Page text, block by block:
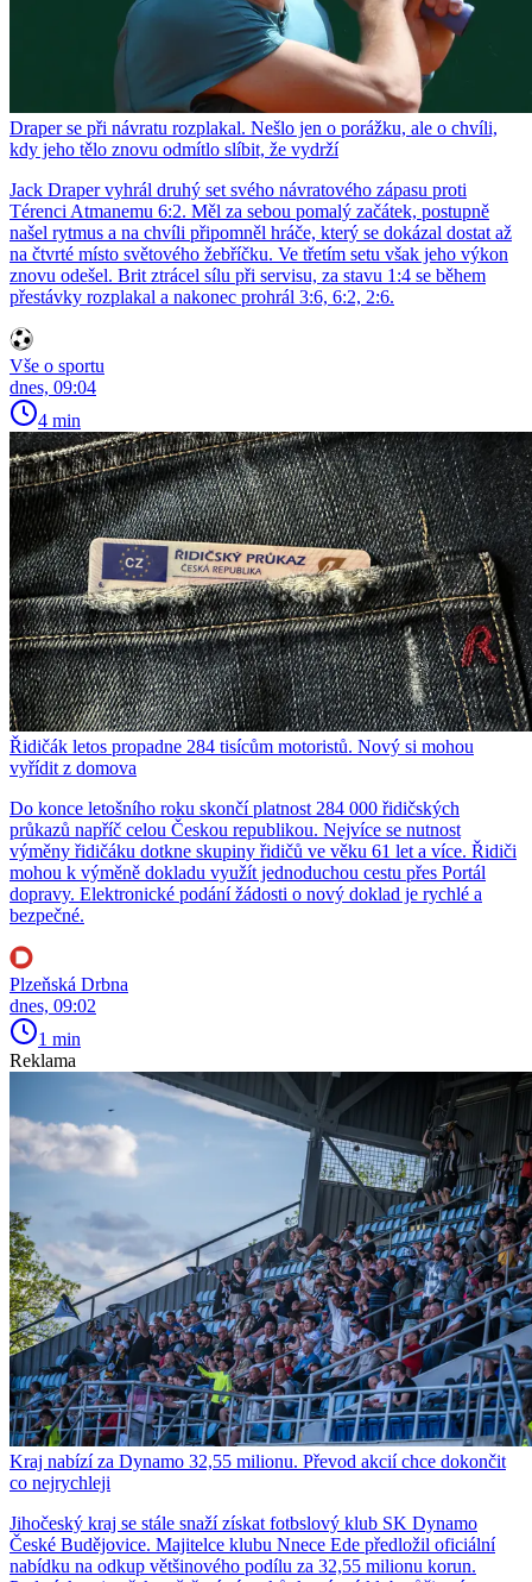
Draper se při návratu rozplakal. Nešlo jen o porážku, ale o chvíli,
kdy jeho tělo znovu odmítlo slíbit, že vydrží
Jack Draper vyhrál druhý set svého návratového zápasu proti
Térenci Atmanemu 6:2. Měl za sebou pomalý začátek, postupně
našel rytmus a na chvíli připomněl hráče, který se dokázal dostat až
na čtvrté místo světového žebříčku. Ve třetím setu však jeho výkon
znovu odešel. Brit ztrácel sílu při servisu, za stavu 1:4 se během
přestávky rozplakal a nakonec prohrál 3:6, 6:2, 2:6.
Vše o sportu
dnes, 09:04
4 min
Řidičák letos propadne 284 tisícům motoristů. Nový si mohou
vyřídit z domova
Do konce letošního roku skončí platnost 284 000 řidičských
průkazů napříč celou Českou republikou. Nejvíce se nutnost
výměny řidičáku dotkne skupiny řidičů ve věku 61 let a více. Řidiči
mohou k výměně dokladu využít jednoduchou cestu přes Portál
dopravy. Elektronické podání žádosti o nový doklad je rychlé a
bezpečné.
Plzeňská Drbna
dnes, 09:02
1 min
Reklama
Kraj nabízí za Dynamo 32,55 milionu. Převod akcií chce dokončit
co nejrychleji
Jihočeský kraj se stále snaží získat fotbslový klub SK Dynamo
České Budějovice. Majitelce klubu Nnece Ede předložil oficiální
nabídku na odkup většinového podílu za 32,55 milionu korun.